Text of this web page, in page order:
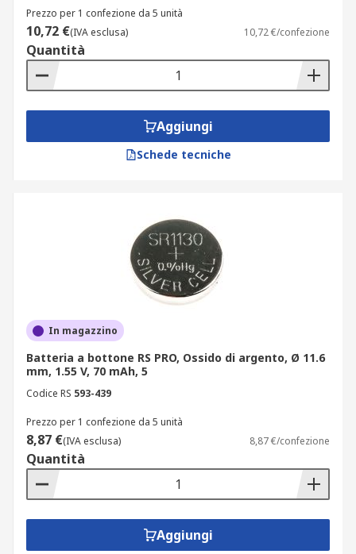
Prezzo per 1 confezione da 5 unità
10,72 €(IVA esclusa) 10,72 €/confezione
Quantità
Aggiungi
Schede tecniche
In magazzino
Batteria a bottone RS PRO, Ossido di argento, Ø 11.6
mm, 1.55 V, 70 mAh, 5
Codice RS 593-439
Prezzo per 1 confezione da 5 unità
8,87 €(IVA esclusa) 8,87 €/confezione
Quantità
Aggiungi